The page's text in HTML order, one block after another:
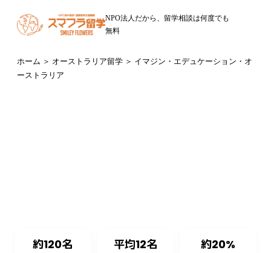
NPO法人だから、留学相談は何度でも
無料
ホーム ＞ オーストラリア留学 ＞ イマジン・エデュケーション・オ
ーストラリア
約120名 平均12名 約20%